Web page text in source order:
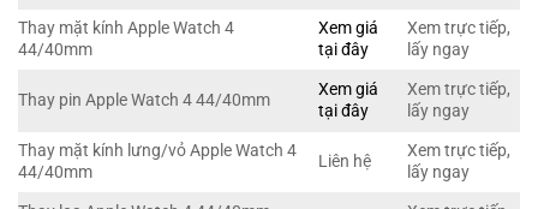
Thay mặt kính Apple Watch 4
44/40mm
Xem giá
tại đây
Xem trực tiếp,
lấy ngay
Thay pin Apple Watch 4 44/40mm
Xem giá
tại đây
Xem trực tiếp,
lấy ngay
Thay mặt kính lưng/vỏ Apple Watch 4
44/40mm
Liên hệ
Xem trực tiếp,
lấy ngay